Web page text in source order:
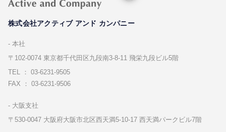
株式会社アクティブ アンド カンパニー
本社
〒102-0074 東京都千代⽥区九段南3-8-11 飛栄九段ビル5階
TEL ： 03-6231-9505
FAX ： 03-6231-9506
⼤阪⽀社
〒530-0047 ⼤阪府⼤阪市北区⻄天満5-10-17 ⻄天満パークビル7階